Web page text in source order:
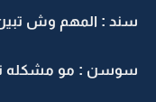
سند : المهم وش تبين نام
سوسن : مو مشكله